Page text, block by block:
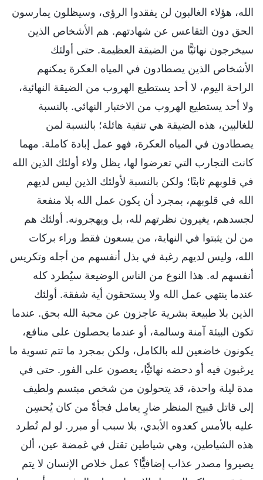
الله، هؤلاء الغالبون لن يفقدوا الرؤى، وسيظلون يمارسون
الحق دون التقاعس عن شهادتهم. هم الأشخاص الذين
سيخرجون نهائيًّا من الضيقة العظيمة. حتى أولئك
الأشخاص الذين يصطادون في المياه العكرة يمكنهم
الراحة اليوم، لا أحد يستطيع الهروب من الضيقة النهائية،
ولا أحد يستطيع الهروب من الاختبار النهائي. بالنسبة
للغالبين، هذه الضيقة هي تنقية هائلة؛ بالنسبة لمن
يصطادون في المياه العكرة، فهو عمل إبادة كاملة. مهما
كانت التجارب التي تعرضوا لها، يظل ولاء أولئك الذين الله
في قلوبهم ثابتًا؛ ولكن بالنسبة لأولئك الذين ليس لديهم
الله في قلوبهم، بمجرد أن يكون عمل الله بلا منفعة
لجسدهم، يغيرون نظرتهم لله، بل ويهجرونه. أولئك هم
من لن يثبتوا في النهاية، من يسعون فقط وراء بركات
الله، وليس لديهم رغبة في بذل أنفسهم من أجله وتكريس
أنفسهم له. هذا النوع من الناس الوضيعة سيُطرد كله
عندما ينتهي عمل الله ولا يستحقون أية شفقة. أولئك
الذين بلا طبيعة بشرية عاجزون عن محبة الله بحق. عندما
تكون البيئة آمنة وسالمة، أو عندما يحصلون على منافع،
يكونون خاضعين لله بالكامل، ولكن بمجرد ما تتم تسوية ما
يرغبون فيه أو دحضه نهائيًّا، يعصون على الفور. حتى في
مدة ليلة واحدة، قد يتحولون من شخص مبتسم ولطيف
إلى قاتل قبيح المنظر ضارٍ يعامل فجأةً من كان يُحسِن
عليه بالأمس كعدوه الأبدي، بلا سبب أو مبرر. لو لم تُطرد
هذه الشياطين، وهي شياطين تقتل في غمضة عين، ألن
يصيروا مصدر عذاب إضافيًّا؟ عمل خلاص الإنسان لا يتم